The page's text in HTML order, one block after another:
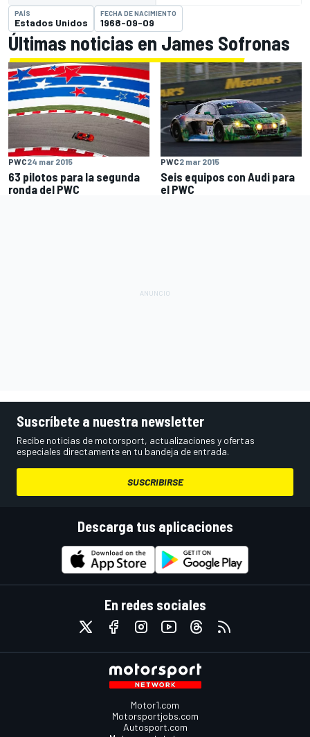
PAÍS
Estados Unidos
FECHA DE NACIMIENTO
1968-09-09
Últimas noticias en James Sofronas
PWC24 mar 2015
63 pilotos para la segunda
ronda del PWC
PWC2 mar 2015
Seis equipos con Audi para
el PWC
Suscríbete a nuestra newsletter
Recibe noticias de motorsport, actualizaciones y ofertas
especiales directamente en tu bandeja de entrada.
SUSCRIBIRSE
Descarga tus aplicaciones
En redes sociales
Motor1.com
Motorsportjobs.com
Autosport.com